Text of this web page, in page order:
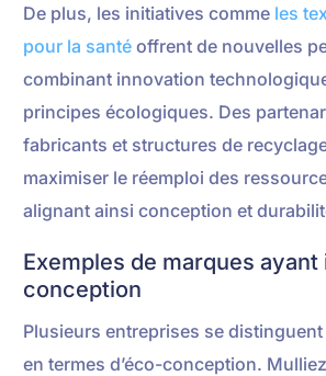
De plus, les initiatives comme les
pour la santé offrent de nouvelles
combinant innovation
principes écologiques. Des
fabricants et structures de
maximiser le réemploi des
alignant ainsi conception et
Exemples de marques ayant
conception
Plusieurs entreprises se
en termes d’éco-conception.